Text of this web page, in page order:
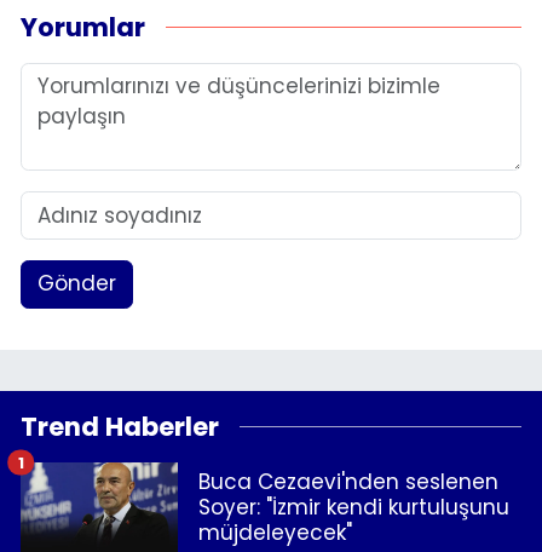
Yorumlar
Gönder
Trend Haberler
Buca Cezaevi'nden seslenen
Soyer: "İzmir kendi kurtuluşunu
müjdeleyecek"
1